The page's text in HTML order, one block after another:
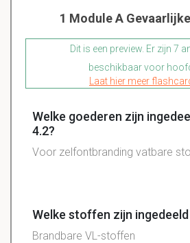
1 Module A
Dit is een preview. Er zijn 7
beschikbaar voor
Laat hier meer
Welke goederen zijn
4.2?
Voor zelfontbranding vatbare
Welke stoffen zijn ingedeeld
Brandbare VL-stoffen